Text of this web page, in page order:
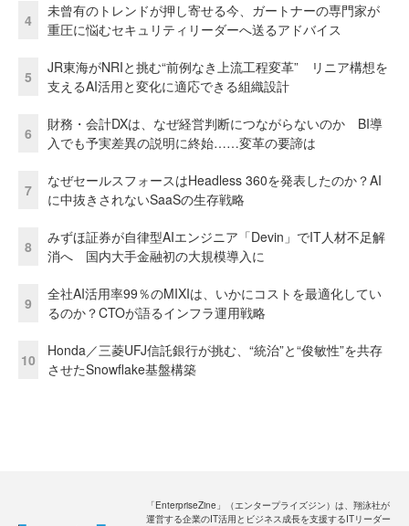
4
未曾有のトレンドが押し寄せる今、ガートナーの専門家が
重圧に悩むセキュリティリーダーへ送るアドバイス
5
JR東海がNRIと挑む“前例なき上流工程変革” リニア構想を
支えるAI活用と変化に適応できる組織設計
6
財務・会計DXは、なぜ経営判断につながらないのか BI導
入でも予実差異の説明に終始……変革の要諦は
7
なぜセールスフォースはHeadless 360を発表したのか？AI
に中抜きされないSaaSの生存戦略
8
みずほ証券が自律型AIエンジニア「Devin」でIT人材不足解
消へ 国内大手金融初の大規模導入に
9
全社AI活用率99％のMIXIは、いかにコストを最適化してい
るのか？CTOが語るインフラ運用戦略
10
Honda／三菱UFJ信託銀行が挑む、“統治”と“俊敏性”を共存
させたSnowflake基盤構築
「EnterpriseZine」（エンタープライズジン）は、翔泳社が
運営する企業のIT活用とビジネス成長を支援するITリーダー